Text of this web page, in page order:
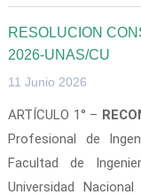
RESOLUCION
2026-UNAS/CU
11 Junio 2026
ARTÍCULO 1° –
Profesional de
Facultad de
Universidad